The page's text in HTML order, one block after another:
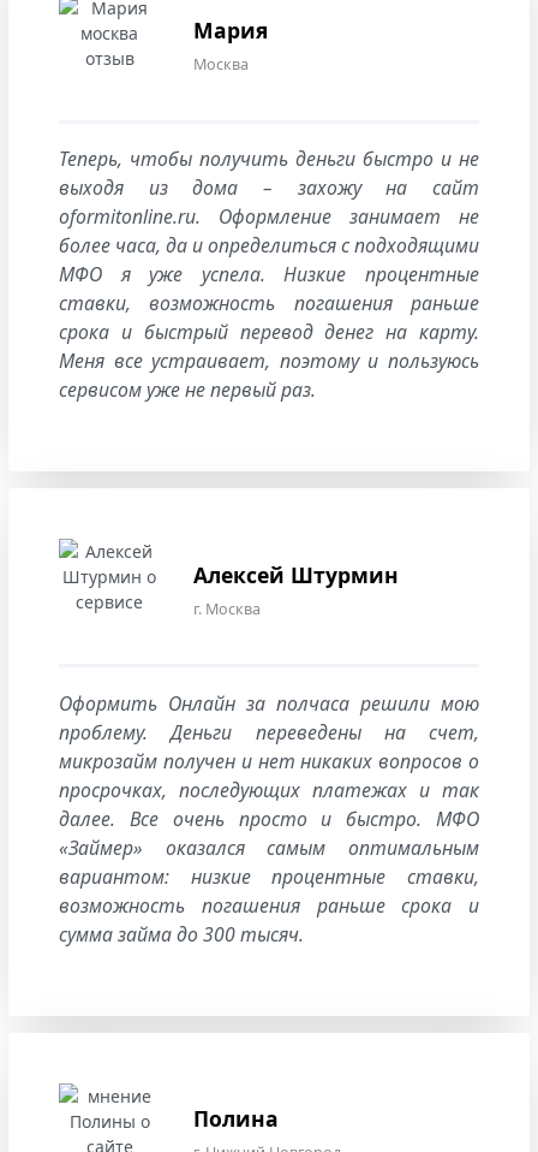
Мария
Москва
Теперь, чтобы получить деньги быстро и не
выходя из дома – захожу на сайт
oformitonline.ru. Оформление занимает не
более часа, да и определиться с подходящими
МФО я уже успела. Низкие процентные
ставки, возможность погашения раньше
срока и быстрый перевод денег на карту.
Меня все устраивает, поэтому и пользуюсь
сервисом уже не первый раз.
Алексей Штурмин
г. Москва
Оформить Онлайн за полчаса решили мою
проблему. Деньги переведены на счет,
микрозайм получен и нет никаких вопросов о
просрочках, последующих платежах и так
далее. Все очень просто и быстро. МФО
«Займер» оказался самым оптимальным
вариантом: низкие процентные ставки,
возможность погашения раньше срока и
сумма займа до 300 тысяч.
Полина